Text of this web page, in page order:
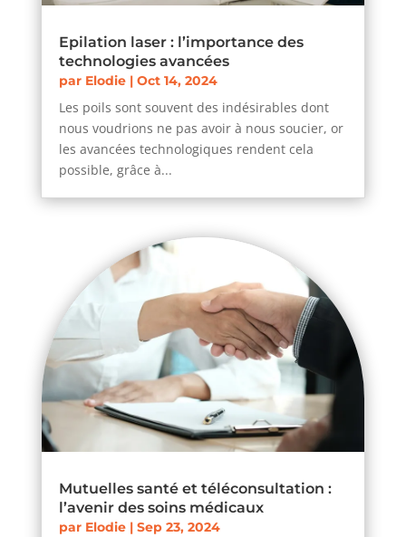
Epilation laser : l’importance des
technologies avancées
par Elodie| Oct 14, 2024
Les poils sont souvent des indésirables dont
nous voudrions ne pas avoir à nous soucier, or
les avancées technologiques rendent cela
possible, grâce à...
Mutuelles santé et téléconsultation :
l’avenir des soins médicaux
par Elodie| Sep 23, 2024